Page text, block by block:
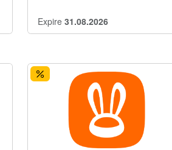
Expire 31.08.2026